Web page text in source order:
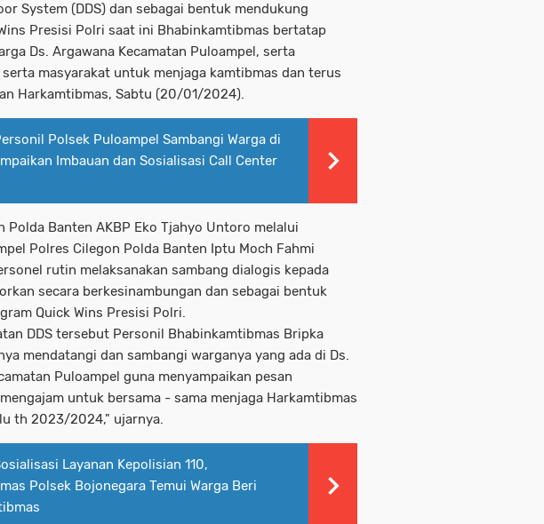
System (DDS) dan sebagai bentuk mendukung
Presisi Polri saat ini Bhabinkamtibmas bertatap
Ds. Argawana Kecamatan Puloampel, serta
serta masyarakat untuk menjaga kamtibmas dan terus
Harkamtibmas, Sabtu (20/01/2024).
Polsek Puloampel Sambangi Warga di
Imbauan dan Sosialisasi Call Center
Polda Banten AKBP Eko Tjahyo Untoro melalui
Polres Cilegon Polda Banten Iptu Moch Fahmi
rutin melaksanakan sambang dialogis kepada
secara berkesinambungan dan sebagai bentuk
Quick Wins Presisi Polri.
DDS tersebut Personil Bhabinkamtibmas Bripka
mendatangi dan sambangi warganya yang ada di Ds.
Puloampel guna menyampaikan pesan
untuk bersama - sama menjaga Harkamtibmas
th 2023/2024," ujarnya.
Layanan Kepolisian 110,
Polsek Bojonegara Temui Warga Beri